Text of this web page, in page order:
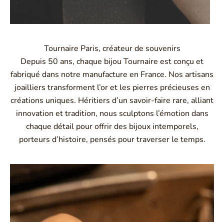
Tournaire Paris, créateur de souvenirs
Depuis 50 ans, chaque bijou Tournaire est conçu et
fabriqué dans notre manufacture en France. Nos artisans
joailliers transforment l’or et les pierres précieuses en
créations uniques. Héritiers d’un savoir-faire rare, alliant
innovation et tradition, nous sculptons l’émotion dans
chaque détail pour offrir des bijoux intemporels,
porteurs d’histoire, pensés pour traverser le temps.